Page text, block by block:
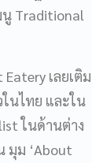
นู Traditional
เลยเติม
นไทย และใน
ในด้านต่าง
มุม ‘About